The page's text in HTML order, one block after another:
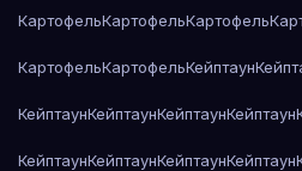
КартофельКартофельКартофель
КартофельКартофельКейптаун
КейптаунКейптаунКейптаунКейптаун
КейптаунКейптаунКейптаунКейптаун